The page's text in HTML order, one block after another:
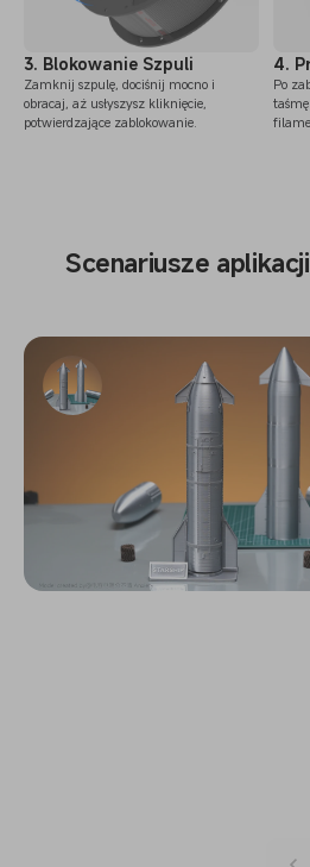
3. Blokowanie Szpuli
Zamknij szpulę, dociśnij mocno i
obracaj, aż usłyszysz kliknięcie,
potwierdzające zablokowanie.
4.
Po
Scenariusze